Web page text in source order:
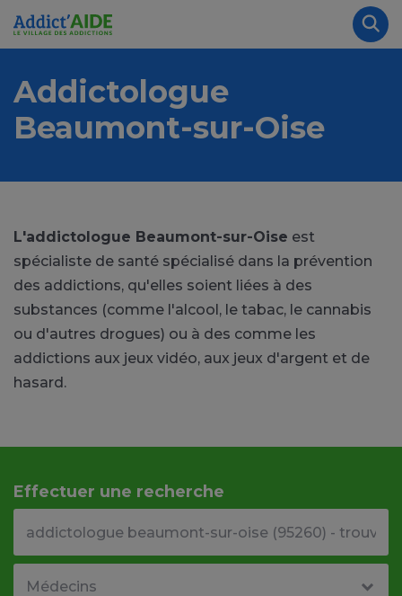
Aller au contenu principal
Addictologue
Beaumont-sur-Oise
L'addictologue Beaumont-sur-Oise est
spécialiste de santé spécialisé dans la prévention
des addictions, qu'elles soient liées à des
substances (comme l'alcool, le tabac, le cannabis
ou d'autres drogues) ou à des comme les
addictions aux jeux vidéo, aux jeux d'argent et de
hasard.
Effectuer une recherche
Panneau de gestion des cookies